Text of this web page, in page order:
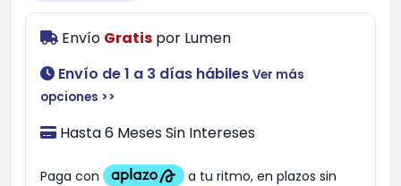
Envío Gratis por Lumen
Envío de 1 a 3 días hábiles Ver más
opciones >>
Hasta 6 Meses Sin Intereses